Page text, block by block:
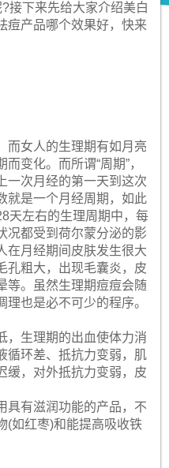
接下来先给大家介绍美白
痘产品哪个效果好，快来
而女人的生理期有如月亮
变化。而所谓“周期”，
一次月经的第一天到这次
就是一个月经周期，如此
天左右的生理周期中，每
况都受到荷尔蒙分泌的影
在月经期间皮肤发生很大
孔粗大，出现毛囊炎，皮
等。虽然生理期痘痘会随
也是必不可少的程序。
，生理期的出血使体力消
循环差、抵抗力变弱，肌
缓，对外抵抗力变弱，皮
具有滋润功能的产品，不
(如红枣)和能提高吸收铁